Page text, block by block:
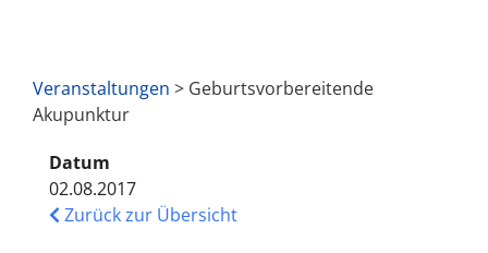
Veranstaltungen > Geburtsvorbereitende
Akupunktur
Datum
02.08.2017
Zurück zur Übersicht